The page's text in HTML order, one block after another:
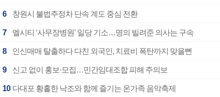
6 창원시 불법주정차 단속 계도 중심 전환
7 엘시티 ‘사무장병원’ 일당 기소…명의 빌려준 의사는 구속
8 인신매매 탈출하다 다친 외국인, 치료비 폭탄까지 맞을뻔
9 신고 없이 홍보·모집…민간임대조합 피해 주의보
10 다대포 황홀한 낙조와 함께 즐기는 온가족 음악축제